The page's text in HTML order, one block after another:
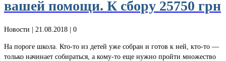
вашей помощи. К сбору 25750 грн
Новости | 21.08.2018 | 0
На пороге школа. Кто-то из детей уже собран и готов к ней, кто-то —
только начинает собираться, а кому-то еще нужно пройти множество